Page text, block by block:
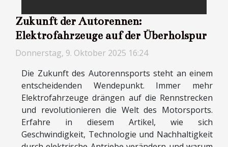
Zukunft der Autorennen:
Elektrofahrzeuge auf der Überholspur
Donnerstag, 9. Oktober 2025 16:24
Die Zukunft des Autorennsports steht an einem
entscheidenden Wendepunkt. Immer mehr
Elektrofahrzeuge drängen auf die Rennstrecken
und revolutionieren die Welt des Motorsports.
Erfahre in diesem Artikel, wie sich
Geschwindigkeit, Technologie und Nachhaltigkeit